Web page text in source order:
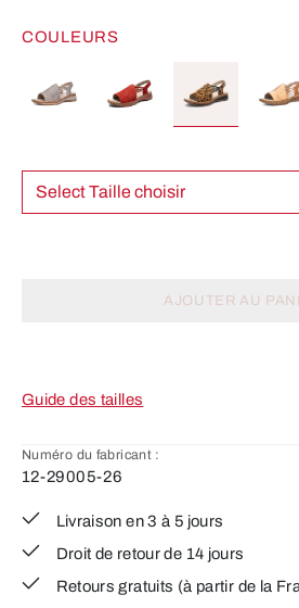
COULEURS
Select Taille choisir
AJOUTER AU
Guide des tailles
Numéro du fabricant :
12-29005-26
Livraison en 3 à 5 jours
Droit de retour de 14 jours
Retours gratuits (à partir de la